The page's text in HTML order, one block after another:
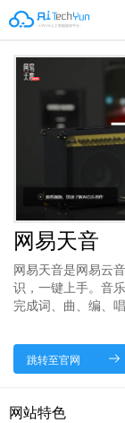
网易天音
网易天音是网易云
识，一键上手。音
完成词、曲、编、
跳转至官网
网站特色